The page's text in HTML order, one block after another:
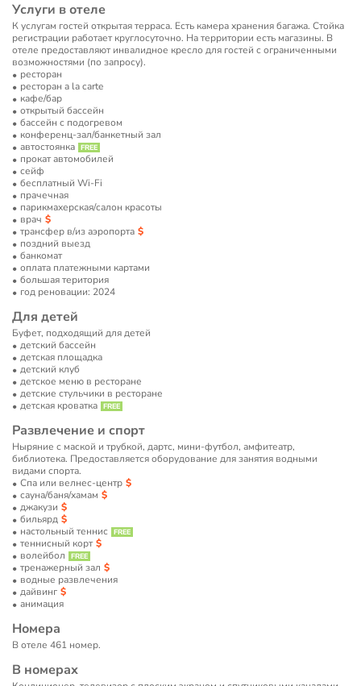
Услуги в отеле
К услугам гостей открытая терраса. Есть камера хранения багажа. Стойка
регистрации работает круглосуточно. На территории есть магазины. В
отеле предоставляют инвалидное кресло для гостей с ограниченными
возможностями (по запросу).
ресторан
ресторан a la carte
кафе/бар
открытый бассейн
бассейн с подогревом
конференц-зал/банкетный зал
автостоянка
прокат автомобилей
сейф
бесплатный Wi-Fi
прачечная
парикмахерская/салон красоты
врач
трансфер в/из аэропорта
поздний выезд
банкомат
оплата платежными картами
большая територия
год реновации: 2024
Для детей
Буфет, подходящий для детей
детский бассейн
детская площадка
детский клуб
детское меню в ресторане
детские стульчики в ресторане
детская кроватка
Развлечение и спорт
Ныряние с маской и трубкой, дартс, мини-футбол, амфитеатр,
библиотека. Предоставляется оборудование для занятия водными
видами спорта.
Спа или велнес-центр
сауна/баня/хамам
джакузи
бильярд
настольный теннис
теннисный корт
волейбол
тренажерный зал
водные развлечения
дайвинг
анимация
Номера
В отеле 461 номер.
В номерах